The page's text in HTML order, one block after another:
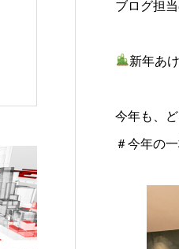
ブログ担
新年あ
今年も、
＃今年の